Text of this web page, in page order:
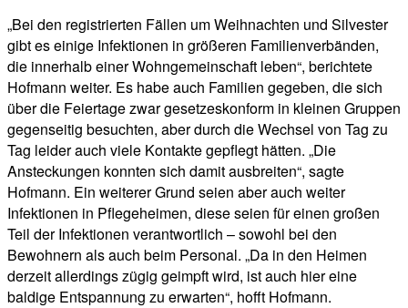
„Bei den registrierten Fällen um Weihnachten und Silvester
gibt es einige Infektionen in größeren Familienverbänden,
die innerhalb einer Wohngemeinschaft leben“, berichtete
Hofmann weiter. Es habe auch Familien gegeben, die sich
über die Feiertage zwar gesetzeskonform in kleinen Gruppen
gegenseitig besuchten, aber durch die Wechsel von Tag zu
Tag leider auch viele Kontakte gepflegt hätten. „Die
Ansteckungen konnten sich damit ausbreiten“, sagte
Hofmann. Ein weiterer Grund seien aber auch weiter
Infektionen in Pflegeheimen, diese seien für einen großen
Teil der Infektionen verantwortlich – sowohl bei den
Bewohnern als auch beim Personal. „Da in den Heimen
derzeit allerdings zügig geimpft wird, ist auch hier eine
baldige Entspannung zu erwarten“, hofft Hofmann.